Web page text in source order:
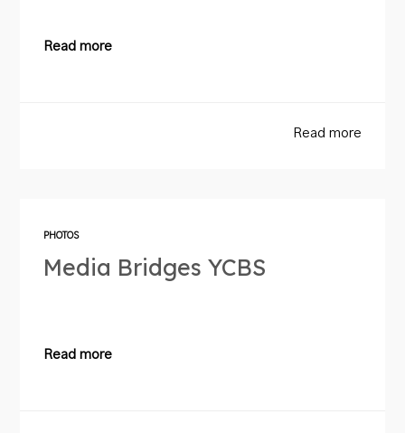
Read more
Read more
PHOTOS
Media Bridges YCBS
Read more